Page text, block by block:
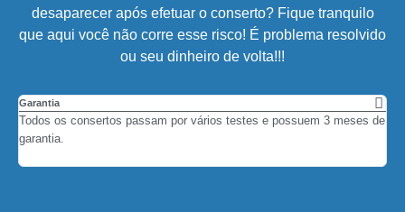
desaparecer após efetuar o conserto? Fique tranquilo
que aqui você não corre esse risco! É problema resolvido
ou seu dinheiro de volta!!!
Garantia
Todos os consertos passam por vários testes e possuem 3 meses de
garantia.